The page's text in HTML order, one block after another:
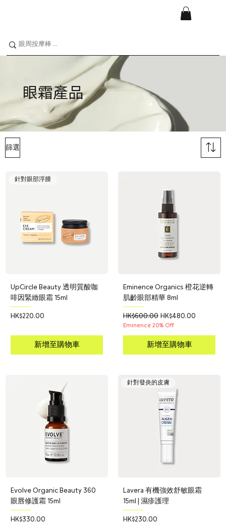
篩選
針對眼部浮腫
UpCircle Beauty 透明質酸咖
啡因緊緻眼霜 15ml
價格
HK$220.00
新增至購物車
Eminence Organics 橙花逆轉
肌齡眼部精華 8ml
一般價格
HK$600.00 促銷價格
HK$480.00
Eminence 20% Off
新增至購物車
Evolve Organic Beauty 360
眼唇修護霜 15ml
價格
HK$330.00
針對發炎的皮膚
Lavera 有機強效舒敏眼霜
15ml | 濕疹護理
價格
HK$230.00
眼霜產品